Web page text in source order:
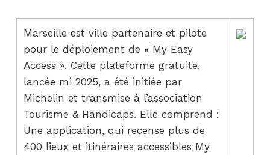
Marseille est ville partenaire et pilote
pour le déploiement de « My Easy
Access ». Cette plateforme gratuite,
lancée mi 2025, a été initiée par
Michelin et transmise à l’association
Tourisme & Handicaps. Elle comprend :
Une application, qui recense plus de
400 lieux et itinéraires accessibles My